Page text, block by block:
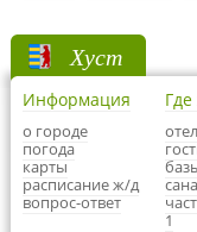
Хуст
Информация
о городе
погода
карты
расписание ж/д
вопрос-ответ
1